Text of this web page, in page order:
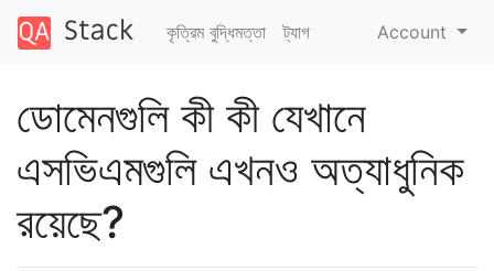
কৃত্রিম বুদ্ধিমত্তা ট্যাগ Account
ডোমেনগুলি কী কী যেখানে
এসভিএমগুলি এখনও অত্যাধুনিক
রয়েছে?